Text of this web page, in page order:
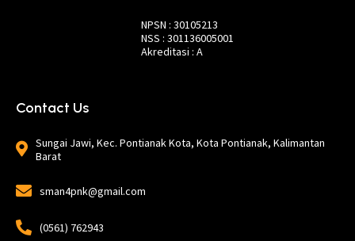
NPSN : 30105213
NSS : 301136005001
Akreditasi : A
Contact Us
Sungai Jawi, Kec. Pontianak Kota, Kota Pontianak, Kalimantan
Barat
sman4pnk@gmail.com
(0561) 762943